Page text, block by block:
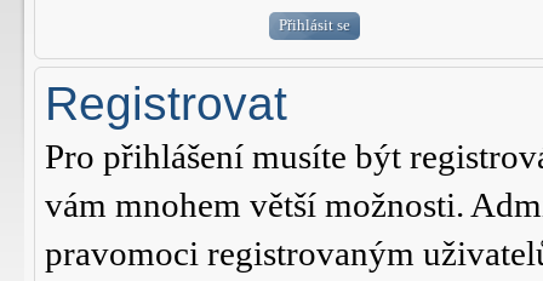
Registrovat
Pro přihlášení musíte být
vám mnohem větší možnosti.
pravomoci registrovaným